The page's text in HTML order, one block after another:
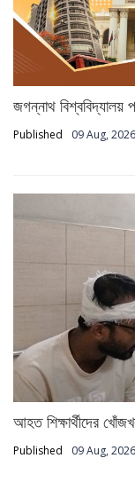
জগন্নাথ বিশ্ববিদ্যালয়
Published 09 Aug, 2026
আহত শিক্ষার্থীদের
Published 09 Aug, 2026